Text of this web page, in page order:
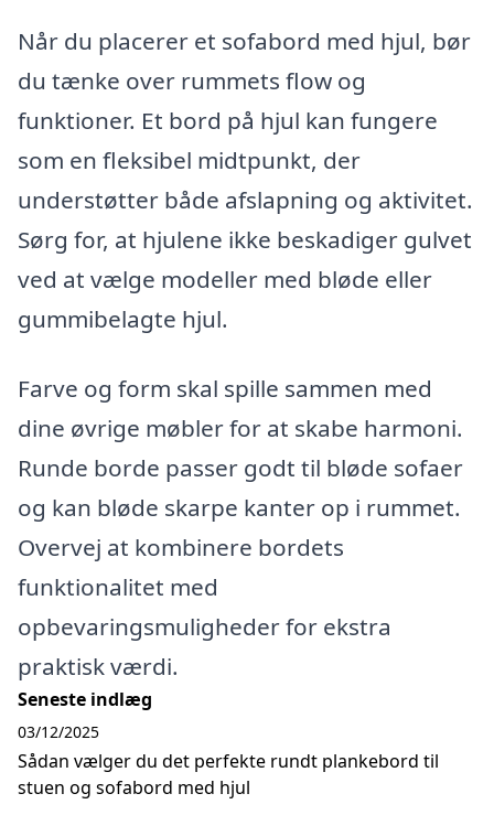
Når du placerer et sofabord med hjul, bør
du tænke over rummets flow og
funktioner. Et bord på hjul kan fungere
som en fleksibel midtpunkt, der
understøtter både afslapning og aktivitet.
Sørg for, at hjulene ikke beskadiger gulvet
ved at vælge modeller med bløde eller
gummibelagte hjul.
Farve og form skal spille sammen med
dine øvrige møbler for at skabe harmoni.
Runde borde passer godt til bløde sofaer
og kan bløde skarpe kanter op i rummet.
Overvej at kombinere bordets
funktionalitet med
opbevaringsmuligheder for ekstra
praktisk værdi.
Seneste indlæg
Sådan vælger du det perfekte rundt plankebord til
stuen og sofabord med hjul
03/12/2025